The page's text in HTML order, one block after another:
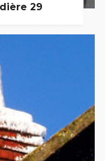
29